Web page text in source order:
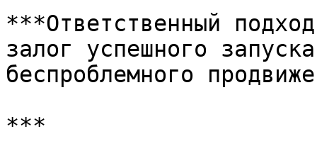
***Ответственный
залог успешного
беспроблемного
***